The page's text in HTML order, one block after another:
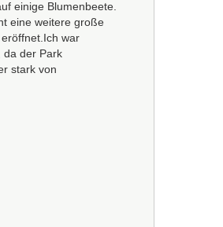
einige Blumenbeete.
eine weitere große
war
da der Park
stark von